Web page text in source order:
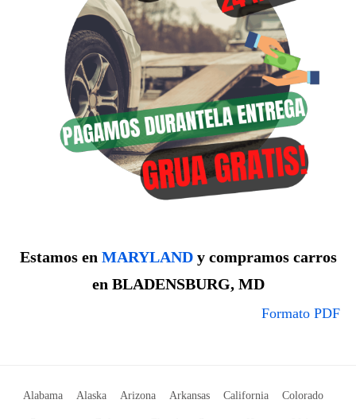
Estamos en MARYLANDy compramos carros
en BLADENSBURG, MD
Formato PDF
Alabama Alaska Arizona Arkansas California Colorado